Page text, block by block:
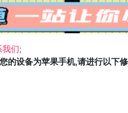
们;
的设备为苹果手机,请进行以下